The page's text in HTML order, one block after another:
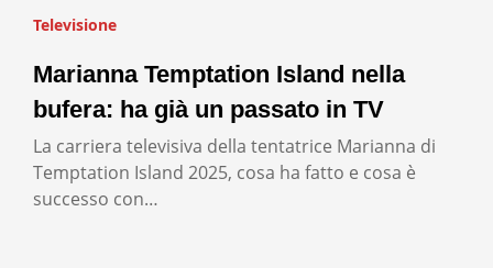
Televisione
Marianna Temptation Island nella
bufera: ha già un passato in TV
La carriera televisiva della tentatrice Marianna di
Temptation Island 2025, cosa ha fatto e cosa è
successo con…